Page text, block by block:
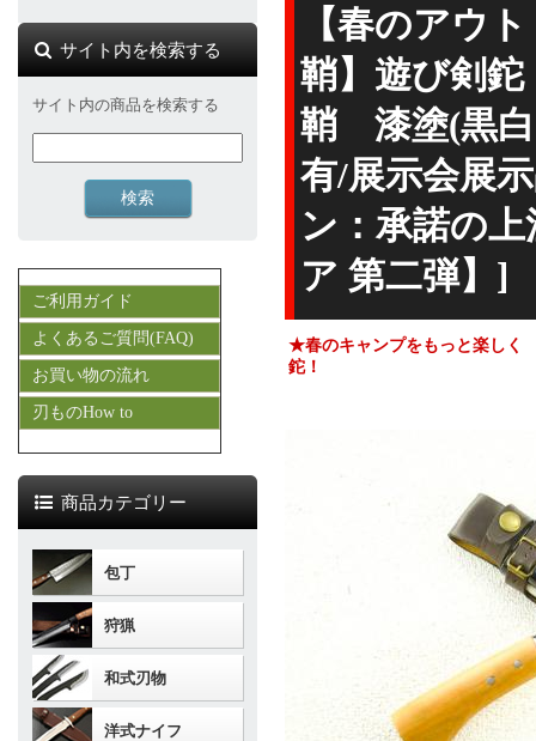
【春のアウ
鞘】遊び剣
鞘 漆塗(黒
有/展示会展
ン：承諾の
ア 第二弾】]
★春のキャンプをもっと楽しく
鉈！
サイト内を検索する
サイト内の商品を検索する
ご利用ガイド
よくあるご質問(FAQ)
お買い物の流れ
刃ものHow to
商品カテゴリー
包丁
狩猟
和式刃物
洋式ナイフ